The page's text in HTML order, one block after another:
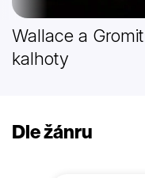
Wallace a
kalhoty
Dle žánru